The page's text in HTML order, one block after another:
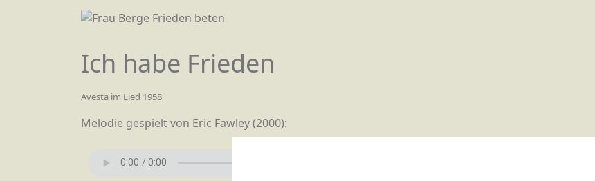
Ich habe Frieden
Avesta im Lied 1958
Melodie gespielt von Eric Fawley (2000):